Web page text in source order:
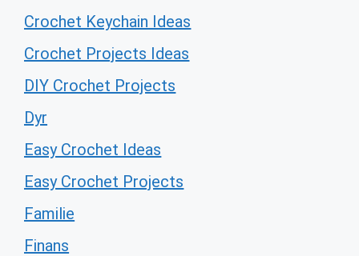
Crochet Keychain Ideas
Crochet Projects Ideas
DIY Crochet Projects
Dyr
Easy Crochet Ideas
Easy Crochet Projects
Familie
Finans